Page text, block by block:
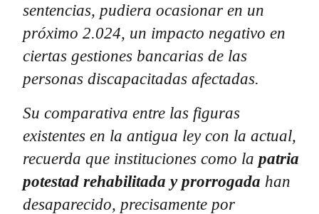
sentencias, pudiera ocasionar en un
próximo 2.024, un impacto negativo en
ciertas gestiones bancarias de las
personas discapacitadas afectadas.
Su comparativa entre las figuras
existentes en la antigua ley con la actual,
recuerda que instituciones como la patria
potestad rehabilitada y prorrogada han
desaparecido, precisamente por